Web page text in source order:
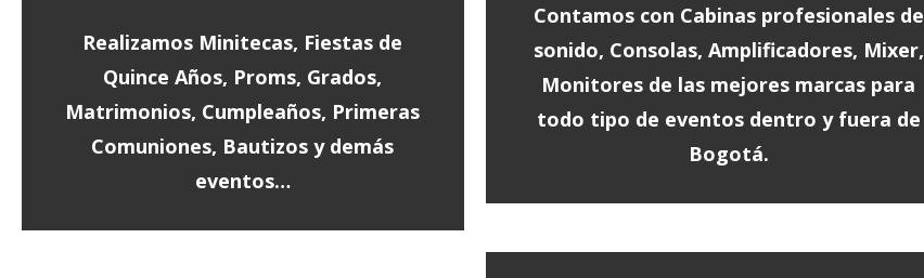
Realizamos Minitecas, Fiestas de
Quince Años, Proms, Grados,
Matrimonios, Cumpleaños, Primeras
Comuniones, Bautizos y demás
eventos…
Contamos con Cabinas profesionales de
sonido, Consolas, Amplificadores, Mixer,
Monitores de las mejores marcas para
todo tipo de eventos dentro y fuera de
Bogotá.